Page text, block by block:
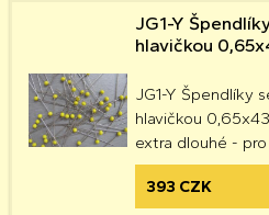
JG1-Y
hlavičkou
JG1-Y Špendlíky
hlavičkou
extra dlouhé -
393 CZK